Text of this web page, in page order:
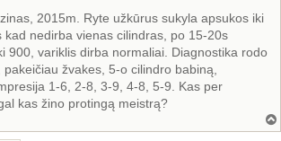
2015m. Ryte užkūrus sukyla apsukos iki
kad nedirba vienas cilindras, po 15-20s
900, variklis dirba normaliai. Diagnostika rodo
žvakes, 5-o cilindro babiną,
1-6, 2-8, 3-9, 4-8, 5-9. Kas per
kas žino protingą meistrą?